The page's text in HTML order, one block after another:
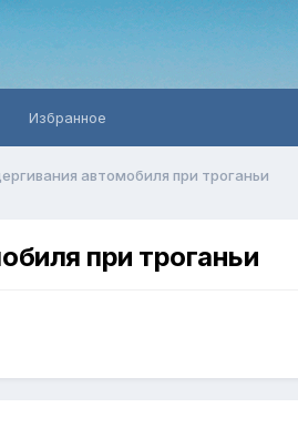
Избранное
автомобиля при троганьи
при троганьи